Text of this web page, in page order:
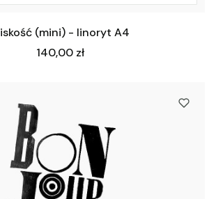
(mini) - linoryt A4
Cena
140,00 zł